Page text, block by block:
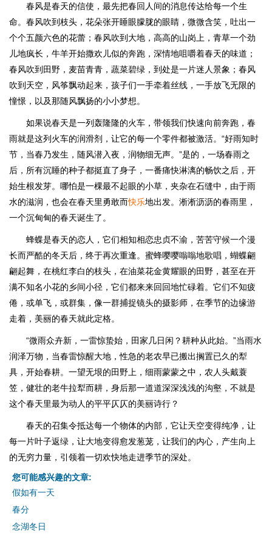
春风是春天的信使，最先把春回人间的消息传达给每一个生
命。春风吹到枝头，花朵张开睡眼朦胧的眼睛，微微含笑，吐出一
个个五颜六色的花蕾；春风吹到大地，高高的山岗上，青草一个劲
儿地疯长，牛羊开始撒欢儿似的奔跑，深情地咀嚼着春天的味道；
春风吹到田野，麦苗青青，蔬菜碧绿，到处是一片迷人景象；春风
吹到天空，风筝飘动起来，孩子们一手牵着丝线，一手放飞无限的
憧憬，以及那随风飘扬的小小梦想。
如果说春天是一列轰隆隆的火车，带领我们快速向前奔跑，春
雨就是这列火车的润滑剂，让它的每一个零件都被激活。“好雨知时
节，当春乃发生，随风潜入夜，润物细无声。”是的，一场春雨之
后，所有沉睡的种子都挺直了身子，一番痛快淋漓的畅饮之后，开
始生根发芽。哪怕是一棵最不起眼的小草，夹杂在石缝中，由于雨
水的滋润，也会在春天里勇敢而快乐地出发。淅淅沥沥的春雨里，
一个沉甸甸的春天诞生了。
蜂蝶是春天的恋人，它们相知相恋忠贞不渝，苦苦守候一个漫
长而严酷的冬天后，终于再次重逢。蜜蜂嘤嘤嗡嗡地歌唱，蝴蝶翩
翩起舞，在桃红李白的枝头，在油菜花金黄耀眼的田野，甚至在开
满不知名小花的乡间小径，它们都来来回回地忙碌着。它们不知疲
倦，或单飞，或群集，像一群捕捉镜头的摄影师，在季节的边缘游
走着，美丽的春天就此定格。
“微雨众卉新，一雷惊蛰始，田家几日闲？耕种从此始。”当雨水
润泽万物，当春雷惊醒大地，性急的老农早已搬出搁置已久的犁
具，开始春耕。一望无垠的田野上，细雨蒙蒙之中，农人头戴蓑
笠，健壮的老牛拉犁而耕，身后那一道道深深浅浅的沟壑，不就是
这个春天里最为动人的平平仄仄的美丽诗行？
春天的召集令抵达每一个物体的内部，它让天空变得纯净，让
每一片叶子返绿，让大地变得愈发葱茏，让我们的内心，产生向上
的无穷力量，引领着一切欢快地走进季节的深处。
您可能感兴趣的文章:
假如有一天
春分
念湖冬日